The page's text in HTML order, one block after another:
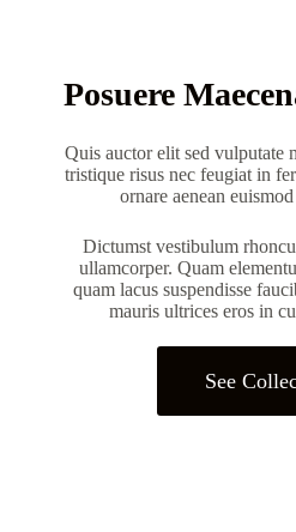
Posuere
Quis auctor elit sed vulputate
tristique risus nec feugiat in
ornare aenean
Dictumst vestibulum
ullamcorper. Quam
quam lacus suspendisse
mauris ultrices eros in
See